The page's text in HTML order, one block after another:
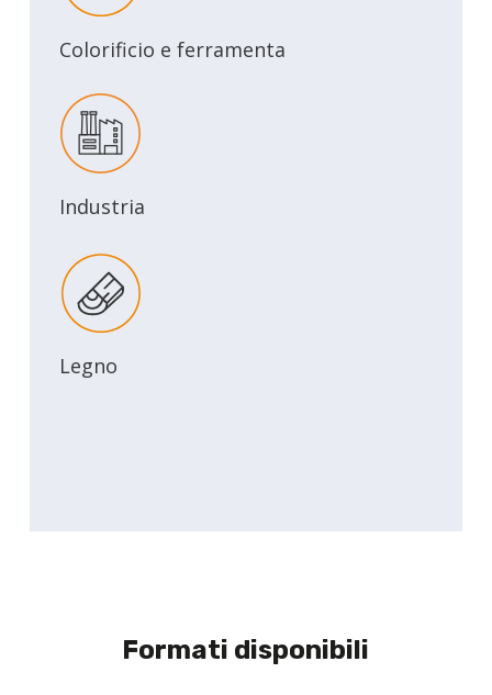
Colorificio e ferramenta
Industria
Legno
Formati disponibili